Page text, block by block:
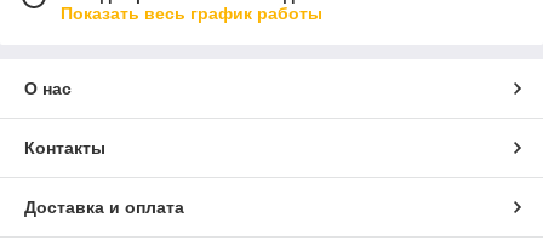
Показать весь график работы
О нас
Контакты
Доставка и оплата